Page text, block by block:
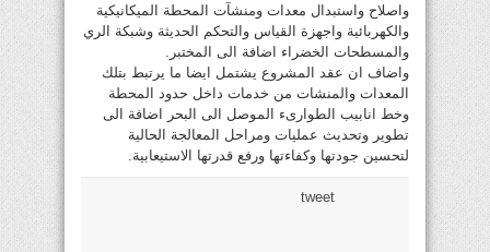
واصلاح واستبدال معدات ومنشآت المحطة الميكانيكية
والكهربائية واجهزة القياس والتحكم الحديثة وشبكة الري
والمسطحات الخضراء اضافة الى المختبر.
واضاف ان عقد المشروع يشتمل ايضا ما يرتبط بتلك
المعدات والمنشات من خدمات داخل حدود المحطة
وخط انابيب الطوارىء الموصل الى البحر اضافة الى
تطوير وتحديث عمليات ومراحل المعالجة الحالية
لتحسين جودتها وكفاءتها ورفع قدرتها الاستيعابية.
tweet